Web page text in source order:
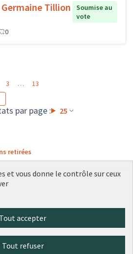
Tillion
Soumise au
vote
0
par page : 25
3 … 13
retirées
et vous donne le contrôle sur ceux
Tout accepter
Tout refuser